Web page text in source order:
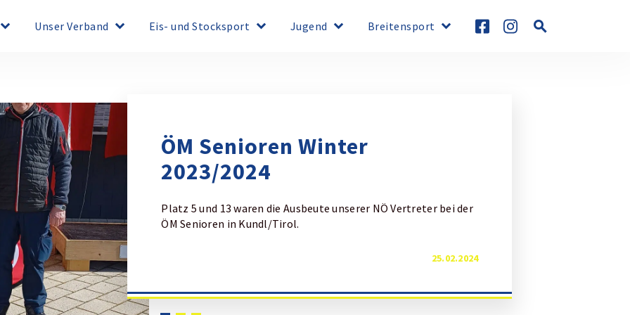
keyboard_arrow_down Unser Verband keyboard_arrow_down Eis- und Stocksport keyboard_arrow_down Jugend keyboard_arrow_down Breitensport keyboard_arrow_down search
ÖM Senioren Winter
2023/2024
Platz 5 und 13 waren die Ausbeute unserer NÖ Vertreter bei der
ÖM Senioren in Kundl/Tirol.
25.02.2024